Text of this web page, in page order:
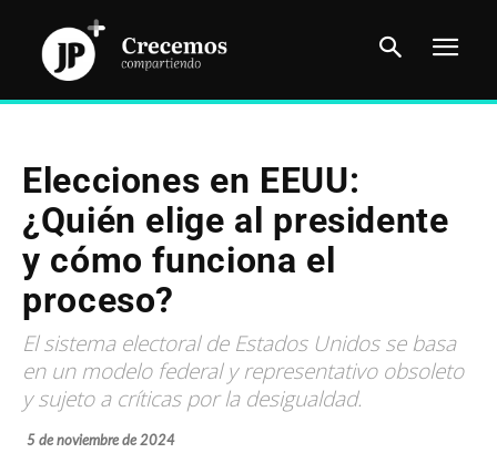
Elecciones en EEUU:
¿Quién elige al presidente
y cómo funciona el
proceso?
El sistema electoral de Estados Unidos se basa
en un modelo federal y representativo obsoleto
y sujeto a críticas por la desigualdad.
5 de noviembre de 2024